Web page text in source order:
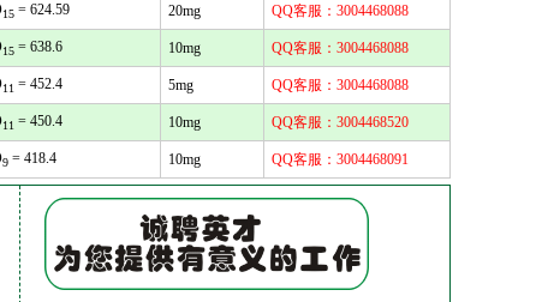
15 = 624.59 20mg QQ客服：3004468088
15 = 638.6 10mg QQ客服：3004468088
11 = 452.4 5mg QQ客服：3004468088
11 = 450.4 10mg QQ客服：3004468520
9 = 418.4 10mg QQ客服：3004468091